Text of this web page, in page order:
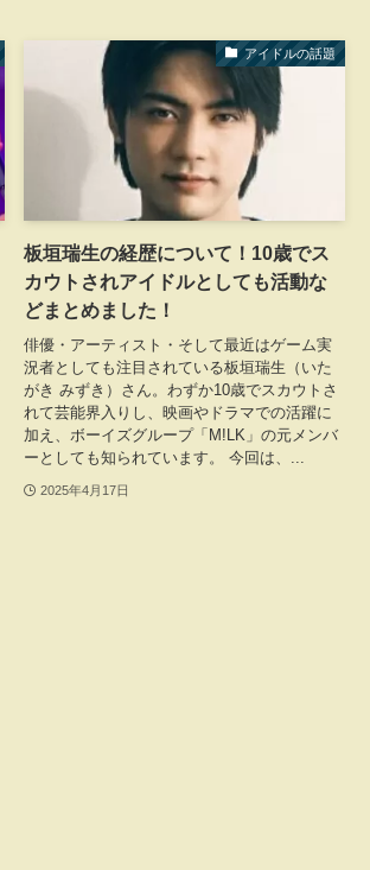
アイドルの話題
板垣瑞生の経歴について！10歳でス
カウトされアイドルとしても活動な
どまとめました！
俳優・アーティスト・そして最近はゲーム実
況者としても注目されている板垣瑞生（いた
がき みずき）さん。わずか10歳でスカウトさ
れて芸能界入りし、映画やドラマでの活躍に
加え、ボーイズグループ「M!LK」の元メンバ
ーとしても知られています。 今回は、...
2025年4月17日